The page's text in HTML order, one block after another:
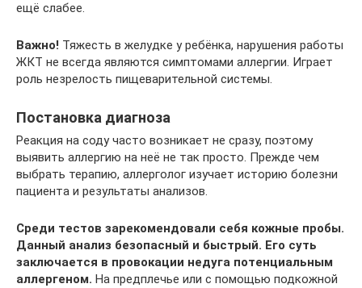
ещё слабее.
Важно! Тяжесть в желудке у ребёнка, нарушения работы
ЖКТ не всегда являются симптомами аллергии. Играет
роль незрелость пищеварительной системы.
Постановка диагноза
Реакция на соду часто возникает не сразу, поэтому
выявить аллергию на неё не так просто. Прежде чем
выбрать терапию, аллерголог изучает историю болезни
пациента и результаты анализов.
Среди тестов зарекомендовали себя кожные пробы.
Данный анализ безопасный и быстрый. Его суть
заключается в провокации недуга потенциальным
аллергеном. На предплечье или с помощью подкожной